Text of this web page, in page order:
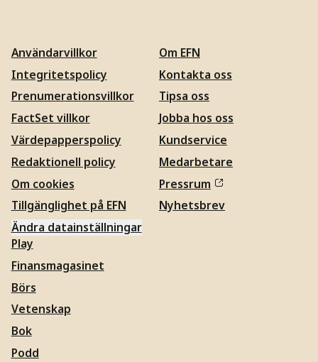
Användarvillkor
Integritetspolicy
Prenumerationsvillkor
FactSet villkor
Värdepapperspolicy
Redaktionell policy
Om cookies
Tillgänglighet på EFN
Ändra datainställningar
Om EFN
Kontakta oss
Tipsa oss
Jobba hos oss
Kundservice
Medarbetare
Pressrum
Nyhetsbrev
Play
Finansmagasinet
Börs
Vetenskap
Bok
Podd